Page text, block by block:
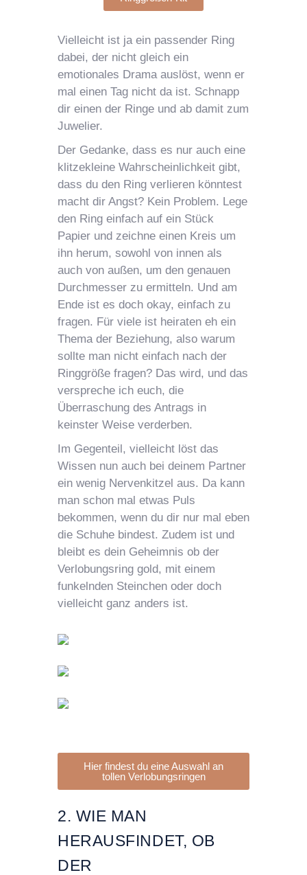
Vielleicht ist ja ein passender Ring
dabei, der nicht gleich ein
emotionales Drama auslöst, wenn er
mal einen Tag nicht da ist. Schnapp
dir einen der Ringe und ab damit zum
Juwelier.
Der Gedanke, dass es nur auch eine
klitzekleine Wahrscheinlichkeit gibt,
dass du den Ring verlieren könntest
macht dir Angst? Kein Problem. Lege
den Ring einfach auf ein Stück
Papier und zeichne einen Kreis um
ihn herum, sowohl von innen als
auch von außen, um den genauen
Durchmesser zu ermitteln. Und am
Ende ist es doch okay, einfach zu
fragen. Für viele ist heiraten eh ein
Thema der Beziehung, also warum
sollte man nicht einfach nach der
Ringgröße fragen? Das wird, und das
verspreche ich euch, die
Überraschung des Antrags in
keinster Weise verderben.
Im Gegenteil, vielleicht löst das
Wissen nun auch bei deinem Partner
ein wenig Nervenkitzel aus. Da kann
man schon mal etwas Puls
bekommen, wenn du dir nur mal eben
die Schuhe bindest. Zudem ist und
bleibt es dein Geheimnis ob der
Verlobungsring gold, mit einem
funkelnden Steinchen oder doch
vielleicht ganz anders ist.
Hier findest du eine Auswahl an
tollen Verlobungsringen
2. WIE MAN
HERAUSFINDET, OB
DER